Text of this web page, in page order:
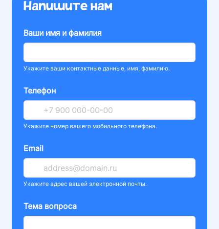
Напишите нам
Ваши имя и фамилия
Укажите ваши контактные данные, имя, фамилию.
Телефон
Укажите номер вашего мобильного телефона.
Email
Укажите адрес вашей электронной почты.
Тема вопроса